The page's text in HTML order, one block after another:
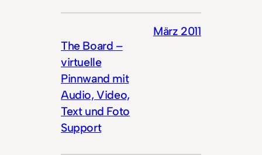
The Board –
virtuelle
Pinnwand mit
Audio, Video,
Text und Foto
Support
März 2011